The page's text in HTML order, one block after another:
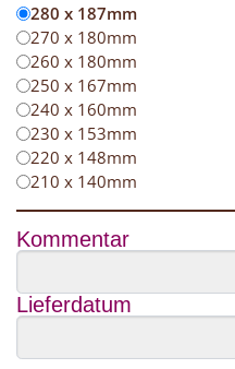
280 x 187mm
270 x 180mm
260 x 180mm
250 x 167mm
240 x 160mm
230 x 153mm
220 x 148mm
210 x 140mm
Kommentar
Lieferdatum